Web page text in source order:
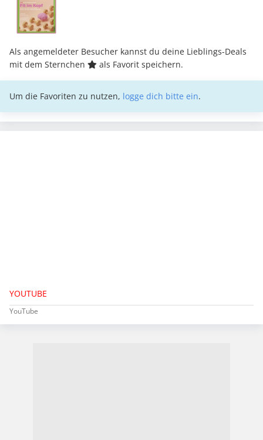
Als angemeldeter Besucher kannst du deine Lieblings-Deals
mit dem Sternchen
als Favorit speichern.
Um die Favoriten zu nutzen, logge dich bitte ein.
YOUTUBE
YouTube